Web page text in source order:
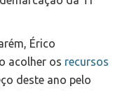
Érico
acolher os recursos
deste ano pelo